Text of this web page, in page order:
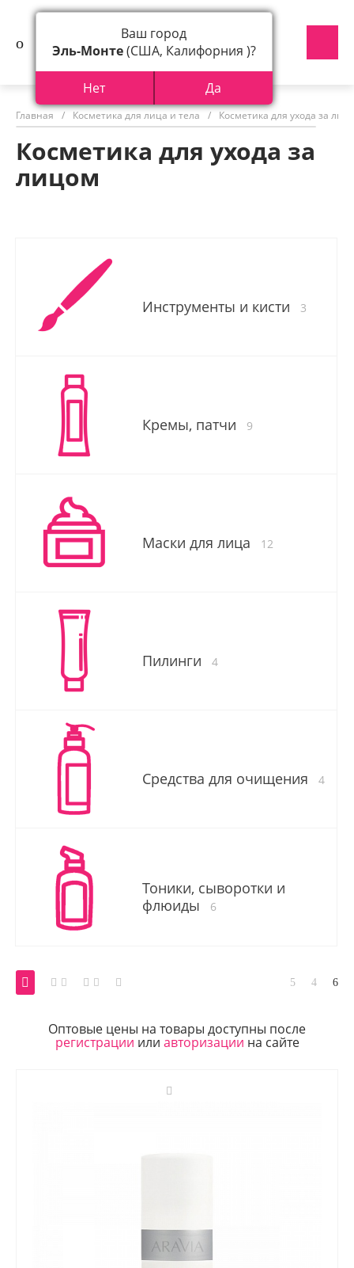
Главная / Косметика для лица и тела / Косметика для ухода за
Косметика для ухода за
лицом
Инструменты и кисти 3
Кремы, патчи 9
Маски для лица 12
Пилинги 4
Средства для очищения 4
Тоники, сыворотки и
флюиды
6
Оптовые цены на товары доступны после
регистрации или авторизации на сайте
Ваш город
Эль-Монте(США, Калифорния )?
Нет Да